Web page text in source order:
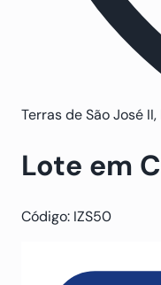
Terras de São José
Lote em
Código: IZS50